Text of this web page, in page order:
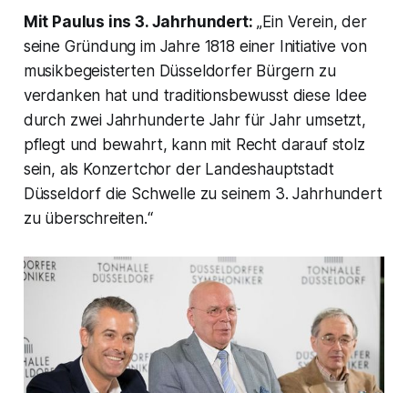
Mit Paulus ins 3. Jahrhundert: „Ein Verein, der
seine Gründung im Jahre 1818 einer Initiative von
musikbegeisterten Düsseldorfer Bürgern zu
verdanken hat und traditionsbewusst diese Idee
durch zwei Jahrhunderte Jahr für Jahr umsetzt,
pflegt und bewahrt, kann mit Recht darauf stolz
sein, als Konzertchor der Landeshauptstadt
Düsseldorf die Schwelle zu seinem 3. Jahrhundert
zu überschreiten.“